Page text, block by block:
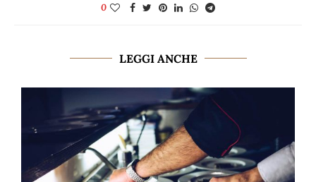
0
LEGGI ANCHE